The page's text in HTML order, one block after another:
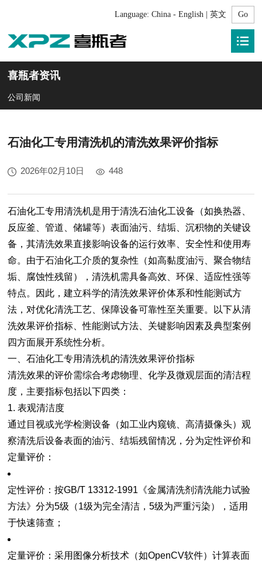
Language: China - English | 英文
喜瓶者资讯
公司新闻
石油化工专用清洗机的清洗效果评价指标
2026年02月10日 448
石油化工专用清洗机是用于清洗石油化工设备（如换热器、
反应釜、管道、储罐等）表面油污、结垢、沉积物的关键设
备，其清洗效果直接影响设备的运行效率、安全性和使用寿
命。由于石油化工介质的复杂性（如高黏度油污、聚合物结
垢、腐蚀性残留），清洗机需具备高效、环保、适应性强等
特点。因此，建立科学的清洗效果评价体系和性能测试方
法，对优化清洗工艺、保障设备可靠性至关重要。以下从清
洗效果评价指标、性能测试方法、关键影响因素及典型案例
四方面展开系统性分析。
一、石油化工专用清洗机的清洗效果评价指标
清洗效果的评价需综合考虑物理、化学及微观层面的清洁程
度，主要指标包括以下四类：
1. 表观清洁度
通过目视或光学检测设备（如工业内窥镜、高清摄像头）观
察清洗后设备表面的油污、结垢残留情况，分为定性评价和
定量评价：
定性评价 ：按GB/T 13312-1991《金属清洗剂清洗能力试验
方法》分为5级（1级为完全清洁，5级为严重污染），适用
于快速筛查；
定量评价 ：采用图像分析技术（如OpenCV软件）计算表面